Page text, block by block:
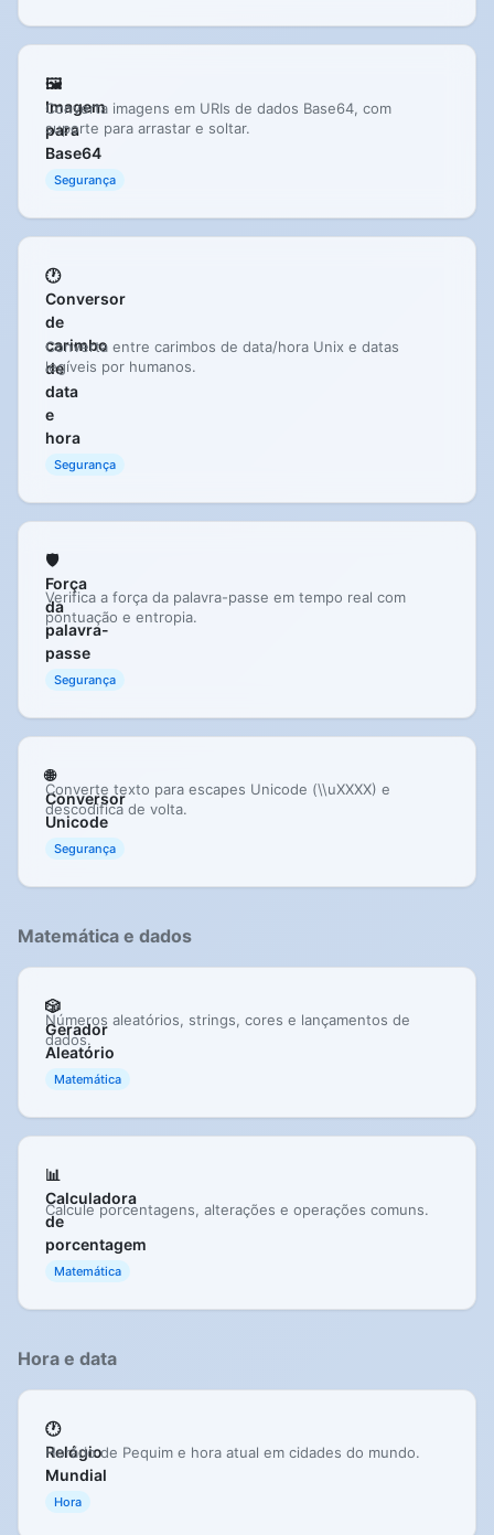
🖼️
Imagem
para
Base64
Converta imagens em URIs de dados Base64, com
suporte para arrastar e soltar.
Segurança
🕐
Conversor
de
carimbo
de
data
e
hora
Converta entre carimbos de data/hora Unix e datas
legíveis por humanos.
Segurança
🛡️
Força
da
palavra-
passe
Verifica a força da palavra-passe em tempo real com
pontuação e entropia.
Segurança
🌐
Conversor
Unicode
Converte texto para escapes Unicode (\\uXXXX) e
descodifica de volta.
Segurança
Matemática e dados
🎲
Gerador
Aleatório
Números aleatórios, strings, cores e lançamentos de
dados.
Matemática
📊
Calculadora
de
porcentagem
Calcule porcentagens, alterações e operações comuns.
Matemática
Hora e data
🕐
Relógio
Mundial
Horário de Pequim e hora atual em cidades do mundo.
Hora